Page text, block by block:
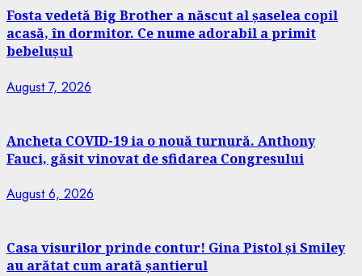
Fosta vedetă Big Brother a născut al șaselea copil
acasă, în dormitor. Ce nume adorabil a primit
bebelușul
August 7, 2026
Ancheta COVID-19 ia o nouă turnură. Anthony
Fauci, găsit vinovat de sfidarea Congresului
August 6, 2026
Casa visurilor prinde contur! Gina Pistol și Smiley
au arătat cum arată șantierul